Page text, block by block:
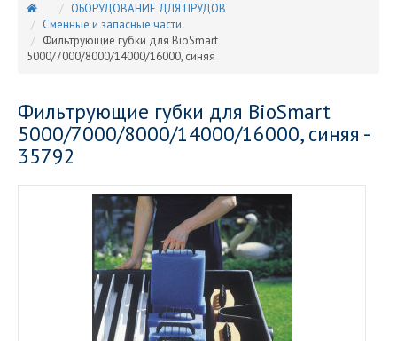
ОБОРУДОВАНИЕ ДЛЯ ПРУДОВ
Сменные и запасные части
Фильтрующие губки для BioSmart
5000/7000/8000/14000/16000, синяя
Фильтрующие губки для BioSmart
5000/7000/8000/14000/16000, синяя -
35792